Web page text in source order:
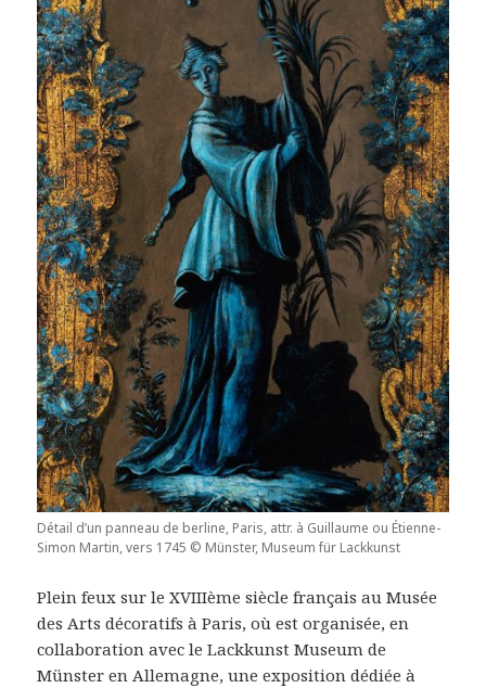
Détail d’un panneau de berline, Paris, attr. à Guillaume ou Étienne-
Simon Martin, vers 1745 © Münster, Museum für Lackkunst
Plein feux sur le XVIIIème siècle français au Musée
des Arts décoratifs à Paris, où est organisée, en
collaboration avec le Lackkunst Museum de
Münster en Allemagne, une exposition dédiée à